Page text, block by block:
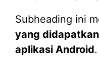
Subheading ini
yang
aplikasi Android